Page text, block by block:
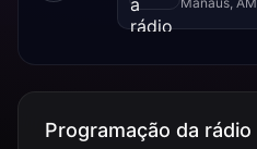
Programação da rádio